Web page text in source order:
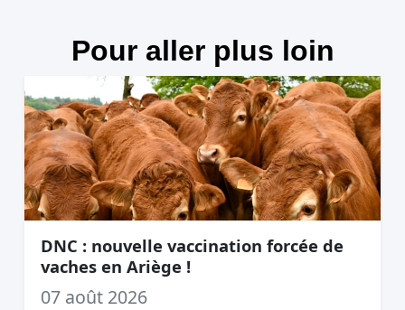
Pour aller plus loin
DNC : nouvelle vaccination forcée de
vaches en Ariège !
07 août 2026